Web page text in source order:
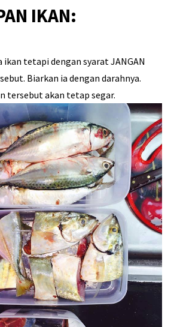
IKAN:
ikan tetapi dengan syarat JANGAN
Biarkan ia dengan darahnya.
tersebut akan tetap segar.